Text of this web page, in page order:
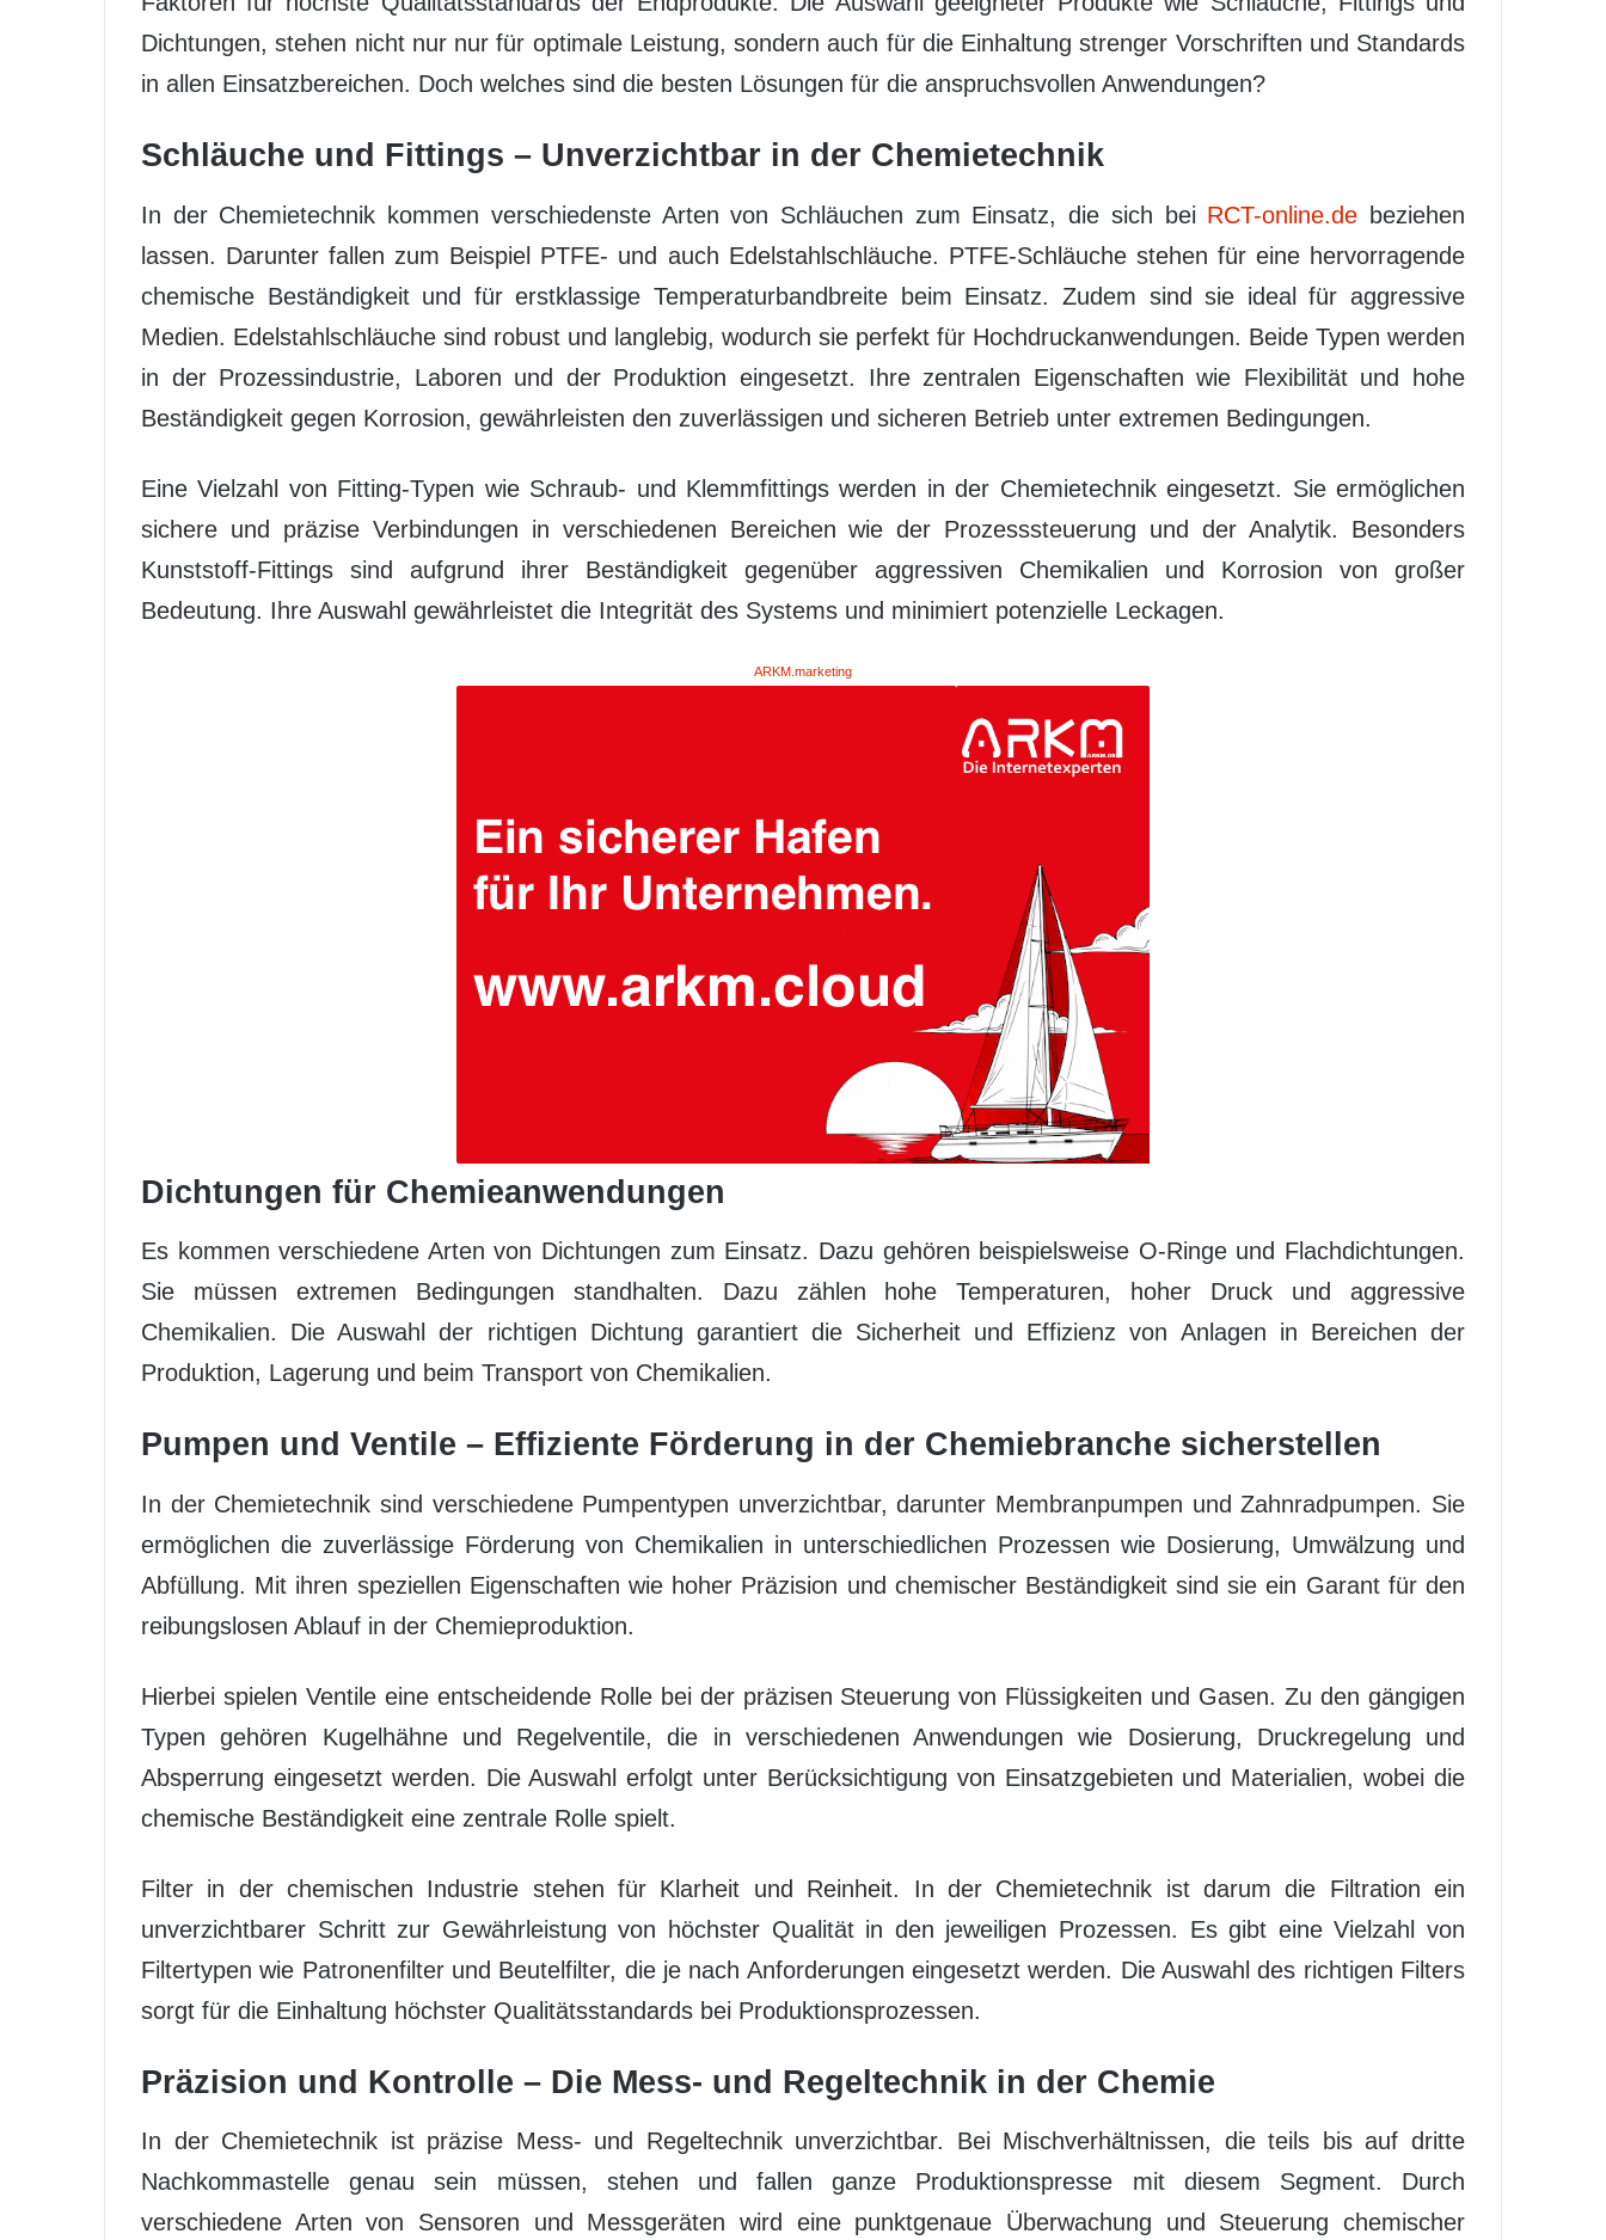
Dichtungen, stehen nicht nur nur für optimale Leistung, sondern auch für die Einhaltung strenger Vorschriften und Standards
in allen Einsatzbereichen. Doch welches sind die besten Lösungen für die anspruchsvollen Anwendungen?
Schläuche und Fittings – Unverzichtbar in der Chemietechnik
In der Chemietechnik kommen verschiedenste Arten von Schläuchen zum Einsatz, die sich bei RCT-online.de beziehen
lassen. Darunter fallen zum Beispiel PTFE- und auch Edelstahlschläuche. PTFE-Schläuche stehen für eine hervorragende
chemische Beständigkeit und für erstklassige Temperaturbandbreite beim Einsatz. Zudem sind sie ideal für aggressive
Medien. Edelstahlschläuche sind robust und langlebig, wodurch sie perfekt für Hochdruckanwendungen. Beide Typen werden
in der Prozessindustrie, Laboren und der Produktion eingesetzt. Ihre zentralen Eigenschaften wie Flexibilität und hohe
Beständigkeit gegen Korrosion, gewährleisten den zuverlässigen und sicheren Betrieb unter extremen Bedingungen.
Eine Vielzahl von Fitting-Typen wie Schraub- und Klemmfittings werden in der Chemietechnik eingesetzt. Sie ermöglichen
sichere und präzise Verbindungen in verschiedenen Bereichen wie der Prozesssteuerung und der Analytik. Besonders
Kunststoff-Fittings sind aufgrund ihrer Beständigkeit gegenüber aggressiven Chemikalien und Korrosion von großer
Bedeutung. Ihre Auswahl gewährleistet die Integrität des Systems und minimiert potenzielle Leckagen.
ARKM.marketing
Dichtungen für Chemieanwendungen
Es kommen verschiedene Arten von Dichtungen zum Einsatz. Dazu gehören beispielsweise O-Ringe und Flachdichtungen.
Sie müssen extremen Bedingungen standhalten. Dazu zählen hohe Temperaturen, hoher Druck und aggressive
Chemikalien. Die Auswahl der richtigen Dichtung garantiert die Sicherheit und Effizienz von Anlagen in Bereichen der
Produktion, Lagerung und beim Transport von Chemikalien.
Pumpen und Ventile – Effiziente Förderung in der Chemiebranche sicherstellen
In der Chemietechnik sind verschiedene Pumpentypen unverzichtbar, darunter Membranpumpen und Zahnradpumpen. Sie
ermöglichen die zuverlässige Förderung von Chemikalien in unterschiedlichen Prozessen wie Dosierung, Umwälzung und
Abfüllung. Mit ihren speziellen Eigenschaften wie hoher Präzision und chemischer Beständigkeit sind sie ein Garant für den
reibungslosen Ablauf in der Chemieproduktion.
Hierbei spielen Ventile eine entscheidende Rolle bei der präzisen Steuerung von Flüssigkeiten und Gasen. Zu den gängigen
Typen gehören Kugelhähne und Regelventile, die in verschiedenen Anwendungen wie Dosierung, Druckregelung und
Absperrung eingesetzt werden. Die Auswahl erfolgt unter Berücksichtigung von Einsatzgebieten und Materialien, wobei die
chemische Beständigkeit eine zentrale Rolle spielt.
Filter in der chemischen Industrie stehen für Klarheit und Reinheit. In der Chemietechnik ist darum die Filtration ein
unverzichtbarer Schritt zur Gewährleistung von höchster Qualität in den jeweiligen Prozessen. Es gibt eine Vielzahl von
Filtertypen wie Patronenfilter und Beutelfilter, die je nach Anforderungen eingesetzt werden. Die Auswahl des richtigen Filters
sorgt für die Einhaltung höchster Qualitätsstandards bei Produktionsprozessen.
Präzision und Kontrolle – Die Mess- und Regeltechnik in der Chemie
In der Chemietechnik ist präzise Mess- und Regeltechnik unverzichtbar. Bei Mischverhältnissen, die teils bis auf dritte
Nachkommastelle genau sein müssen, stehen und fallen ganze Produktionspresse mit diesem Segment. Durch
verschiedene Arten von Sensoren und Messgeräten wird eine punktgenaue Überwachung und Steuerung chemischer